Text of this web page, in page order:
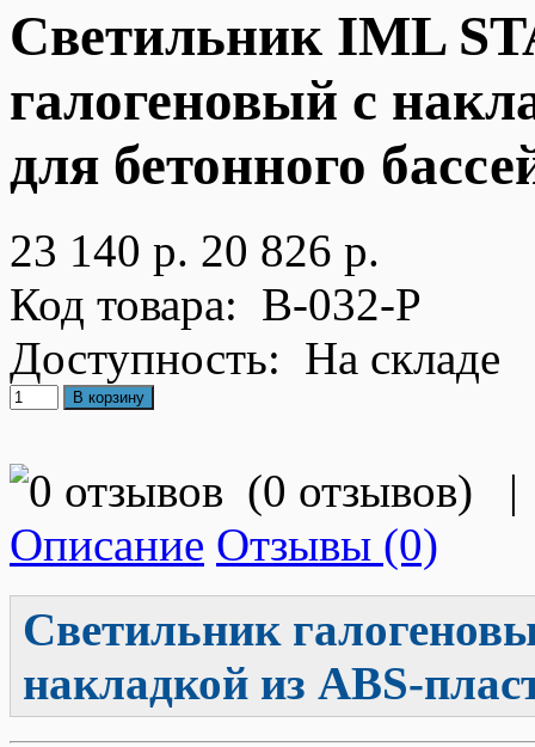
Светильник IML
галогеновый с
для бетонного
23 140 р. 20 826 р.
Код товара: B-032-P
Доступность: На складе
(0 отзывов) |
Описание Отзывы (0)
Светильник
накладкой из ABS-